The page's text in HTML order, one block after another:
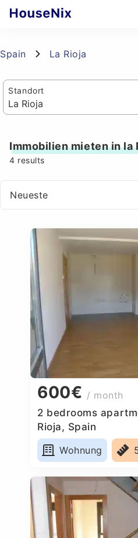
Spain La Rioja
Standort
Immobilien mieten in la
4 results
Neueste
600€ / month
2 bedrooms
Rioja, Spain
Wohnung